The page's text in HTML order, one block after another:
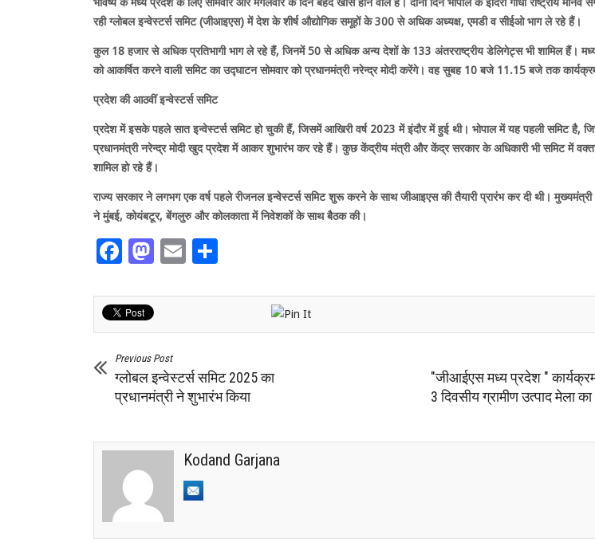
रही ग्लोबल इन्वेस्टर्स समिट (जीआइएस) में देश के शीर्ष औद्योगिक समूहों के300से अधिक अध्यक्ष,एमडी व सीईओ भाग ले रहे हैं।
कुल 18हजार से अधिक प्रतिभागी भाग ले रहे हैं,जिनमें50से अधिक अन्य देशों के133 अंतरराष्ट्रीय डेलिगेट्स भी शामिल हैं।
को आकर्षित करने वाली समिट का उद्घाटन सोमवार को प्रधानमंत्री नरेन्द्र मोदी करेंगे। वह सुबह 10बजे 11.15बजे तक
प्रदेश की आठवीं इन्वेस्टर्स समिट
प्रदेश में इसके पहले सात इन्वेस्टर्स समिट हो चुकी हैं,जिसमें आखिरी वर्ष 2023 में इंदौर में हुई थी। भोपाल में यह पहली समिट है,
प्रधानमंत्री नरेन्द्र मोदी खुद प्रदेश में आकर शुभारंभ कर रहे हैं। कुछ केंद्रीय मंत्री और केंद्र सरकार के अधिकारी भी समिट में
शामिल हो रहे हैं।
राज्य सरकार ने लगभग एक वर्ष पहले रीजनल इन्वेस्टर्स समिट शुरू करने के साथ जीआइएस की तैयारी प्रारंभ कर दी थी। मुख्यमंत्री
ने मुंबई,कोयंबटूर,बेंगलुरु और कोलकाता में निवेशकों के साथ बैठक की।
Facebook
Mastodon
Email
Previous Post
ग्लोबल इन्वेस्टर्स समिट 2025 का
प्रधानमंत्री ने शुभारंभ किया
"जीआईएस मध्य प्रदेश "
3 दिवसीय ग्रामीण उत्पाद मेला
Kodand Garjana